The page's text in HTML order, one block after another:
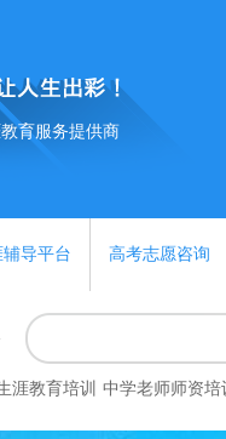
育服务提供商
导平台 高考志愿咨询
涯教育培训 中学老师师资培